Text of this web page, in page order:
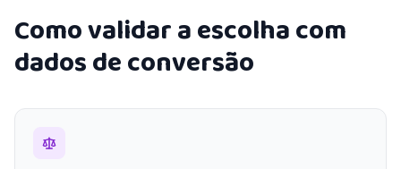
Como validar a escolha com
dados de conversão